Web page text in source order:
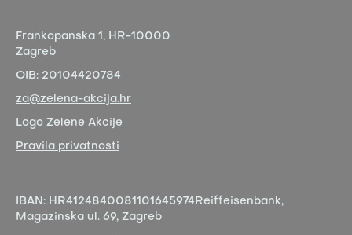
Frankopanska 1, HR-10000
Zagreb
OIB: 20104420784
za@zelena-akcija.hr
Logo Zelene Akcije
Pravila privatnosti
IBAN: HR4124840081101645974 Reiffeisenbank,
Magazinska ul. 69, Zagreb